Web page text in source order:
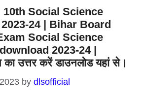
Social Science
24 | Bihar Board
Social Science
2023-24 |
का उत्तर करें डाउनलोड यहां से।
by dlsofficial